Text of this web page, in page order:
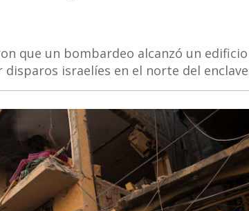
que un bombardeo alcanzó un
israelíes en el norte del